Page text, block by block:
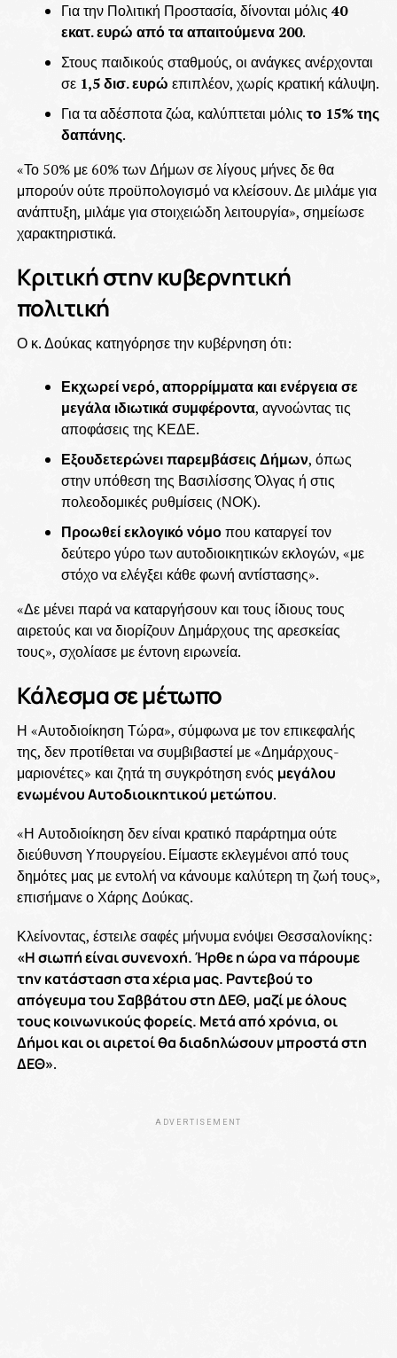
Για την Πολιτική Προστασία, δίνονται μόλις 40
εκατ. ευρώ από τα απαιτούμενα 200.
Στους παιδικούς σταθμούς, οι ανάγκες ανέρχονται
σε 1,5 δισ. ευρώ επιπλέον, χωρίς κρατική κάλυψη.
Για τα αδέσποτα ζώα, καλύπτεται μόλις το 15% της
δαπάνης.
«Το 50% με 60% των Δήμων σε λίγους μήνες δε θα
μπορούν ούτε προϋπολογισμό να κλείσουν. Δε μιλάμε για
ανάπτυξη, μιλάμε για στοιχειώδη λειτουργία», σημείωσε
χαρακτηριστικά.
Κριτική στην κυβερνητική
πολιτική
Ο κ. Δούκας κατηγόρησε την κυβέρνηση ότι:
Εκχωρεί νερό, απορρίμματα και ενέργεια σε
μεγάλα ιδιωτικά συμφέροντα, αγνοώντας τις
αποφάσεις της ΚΕΔΕ.
Εξουδετερώνει παρεμβάσεις Δήμων, όπως
στην υπόθεση της Βασιλίσσης Όλγας ή στις
πολεοδομικές ρυθμίσεις (ΝΟΚ).
Προωθεί εκλογικό νόμοπου καταργεί τον
δεύτερο γύρο των αυτοδιοικητικών εκλογών, «με
στόχο να ελέγξει κάθε φωνή αντίστασης».
«Δε μένει παρά να καταργήσουν και τους ίδιους τους
αιρετούς και να διορίζουν Δημάρχους της αρεσκείας
τους», σχολίασε με έντονη ειρωνεία.
Κάλεσμα σε μέτωπο
Η «Αυτοδιοίκηση Τώρα», σύμφωνα με τον επικεφαλής
της, δεν προτίθεται να συμβιβαστεί με «Δημάρχους-
μαριονέτες» και ζητά τη συγκρότηση ενός μεγάλου
ενωμένου Αυτοδιοικητικού μετώπου.
«Η Αυτοδιοίκηση δεν είναι κρατικό παράρτημα ούτε
διεύθυνση Υπουργείου. Είμαστε εκλεγμένοι από τους
δημότες μας με εντολή να κάνουμε καλύτερη τη ζωή τους»,
επισήμανε ο Χάρης Δούκας.
Κλείνοντας, έστειλε σαφές μήνυμα ενόψει Θεσσαλονίκης:
«Η σιωπή είναι συνενοχή. Ήρθε η ώρα να πάρουμε
την κατάσταση στα χέρια μας. Ραντεβού το
απόγευμα του Σαββάτου στη ΔΕΘ, μαζί με όλους
τους κοινωνικούς φορείς. Μετά από χρόνια, οι
Δήμοι και οι αιρετοί θα διαδηλώσουν μπροστά στη
ΔΕΘ».
ADVERTISEMENT